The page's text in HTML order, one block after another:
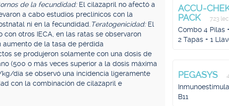
de la fecundidad: El cilazapril no afectó a
a cabo estudios preclínicos con la
ni en la fecundidad. Teratogenicidad: El
otros IECA, en las ratas se observaron
aumento de la tasa de pérdida
se produjeron solamente con una dosis de
(500 o más veces superior a la dosis máxima
día se observó una incidencia ligeramente
con la combinación de cilazapril e
ACCU-
PACK
723
Combo 4 Pilas
2 Tapas + 1
PEGASYS
B11